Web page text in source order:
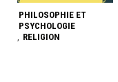
PHILOSOPHIE ET
PSYCHOLOGIE
, RELIGION